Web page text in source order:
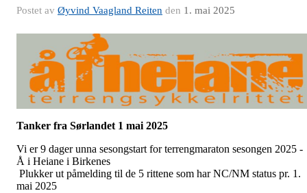
Postet av Øyvind Vaagland Reiten den 1. mai 2025
Tanker fra Sørlandet 1 mai 2025
Vi er 9 dager unna sesongstart for terrengmaraton sesongen 2025 -
Å i Heiane i Birkenes
Plukker ut påmelding til de 5 rittene som har NC/NM status pr. 1.
mai 2025